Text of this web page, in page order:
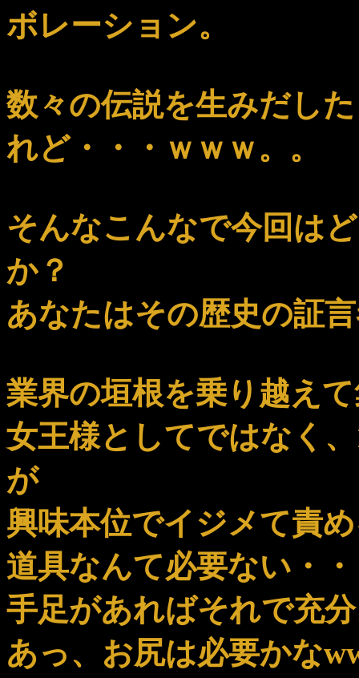
ボレーション。
数々の伝説を生みだし
れど・・・ｗｗｗ。。
そんなこんなで今回は
か？
あなたはその歴史の証
業界の垣根を乗り越え
女王様としてではなく
が
興味本位でイジメて責
道具なんて必要ない・
手足があればそれで充
あっ、お尻は必要かな